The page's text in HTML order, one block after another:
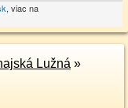
, viac na
Lužná »